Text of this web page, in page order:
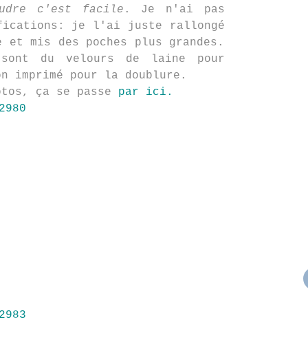
c'est facile . Je n'ai pas
je l'ai juste rallongé
mis des poches plus grandes.
du velours de laine pour
pour la doublure.
ça se passe par ici.